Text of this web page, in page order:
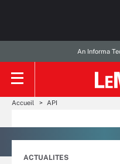
An Informa
Accueil API
ACTUALITES